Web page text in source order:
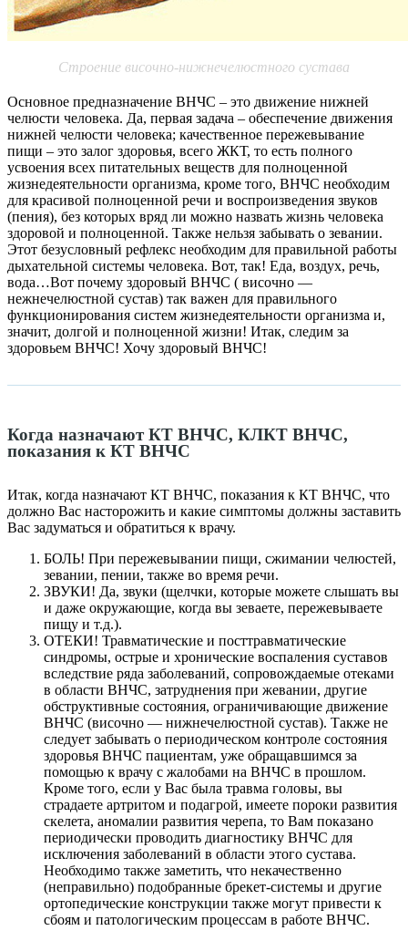
Строение височно-нижнечелюстного сустава
Основное предназначение ВНЧС – это движение нижней
челюсти человека. Да, первая задача – обеспечение движения
нижней челюсти человека; качественное пережевывание
пищи – это залог здоровья, всего ЖКТ, то есть полного
усвоения всех питательных веществ для полноценной
жизнедеятельности организма, кроме того, ВНЧС необходим
для красивой полноценной речи и воспроизведения звуков
(пения), без которых вряд ли можно назвать жизнь человека
здоровой и полноценной. Также нельзя забывать о зевании.
Этот безусловный рефлекс необходим для правильной работы
дыхательной системы человека. Вот, так! Еда, воздух, речь,
вода…Вот почему здоровый ВНЧС ( височно —
нежнечелюстной сустав) так важен для правильного
функционирования систем жизнедеятельности организма и,
значит, долгой и полноценной жизни! Итак, следим за
здоровьем ВНЧС! Хочу здоровый ВНЧС!
Когда назначают КТ ВНЧС, КЛКТ ВНЧС,
показания к КТ ВНЧС
Итак, когда назначают КТ ВНЧС, показания к КТ ВНЧС, что
должно Вас насторожить и какие симптомы должны заставить
Вас задуматься и обратиться к врачу.
БОЛЬ! При пережевывании пищи, сжимании челюстей,
зевании, пении, также во время речи.
ЗВУКИ! Да, звуки (щелчки, которые можете слышать вы
и даже окружающие, когда вы зеваете, пережевываете
пищу и т.д.).
ОТЕКИ! Травматические и посттравматические
синдромы, острые и хронические воспаления суставов
вследствие ряда заболеваний, сопровождаемые отеками
в области ВНЧС, затруднения при жевании, другие
обструктивные состояния, ограничивающие движение
ВНЧС (височно — нижнечелюстной сустав). Также не
следует забывать о периодическом контроле состояния
здоровья ВНЧС пациентам, уже обращавшимся за
помощью к врачу с жалобами на ВНЧС в прошлом.
Кроме того, если у Вас была травма головы, вы
страдаете артритом и подагрой, имеете пороки развития
скелета, аномалии развития черепа, то Вам показано
периодически проводить диагностику ВНЧС для
исключения заболеваний в области этого сустава.
Необходимо также заметить, что некачественно
(неправильно) подобранные брекет-системы и другие
ортопедические конструкции также могут привести к
сбоям и патологическим процессам в работе ВНЧС.